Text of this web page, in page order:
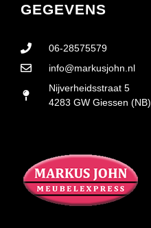
GEGEVENS
06-28575579
info@markusjohn.nl
Nijverheidsstraat 5
4283 GW Giessen (NB)